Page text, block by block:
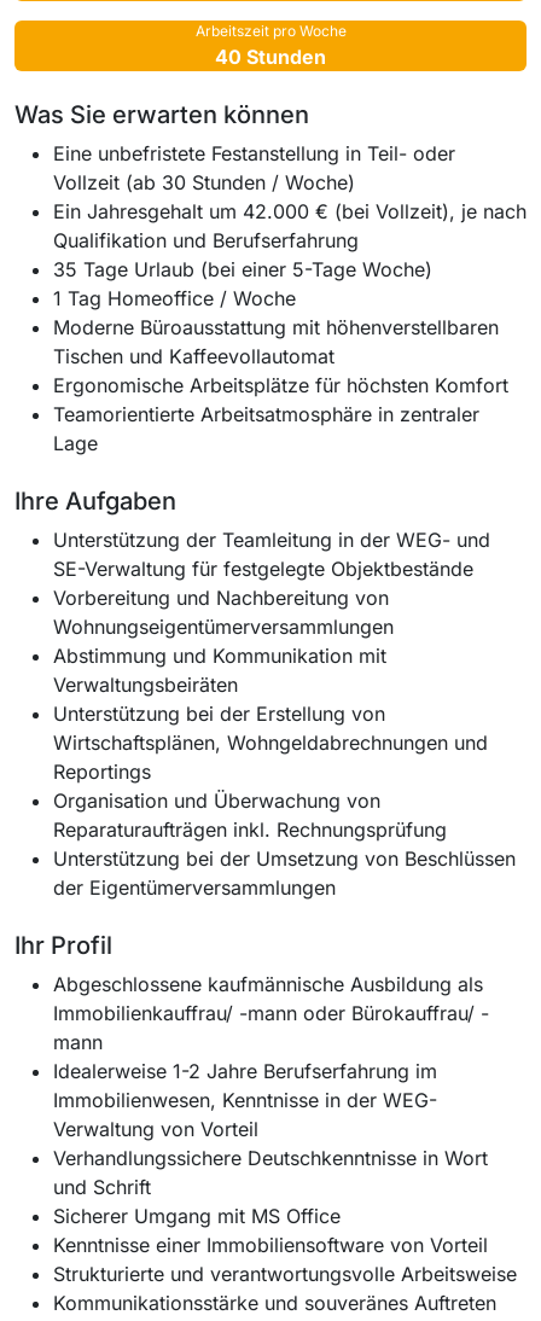
Arbeitszeit pro Woche
40 Stunden
Was Sie erwarten können
Eine unbefristete Festanstellung in Teil- oder
Vollzeit (ab 30 Stunden / Woche)
Ein Jahresgehalt um 42.000 € (bei Vollzeit), je nach
Qualifikation und Berufserfahrung
35 Tage Urlaub (bei einer 5-Tage Woche)
1 Tag Homeoffice / Woche
Moderne Büroausstattung mit höhenverstellbaren
Tischen und Kaffeevollautomat
Ergonomische Arbeitsplätze für höchsten Komfort
Teamorientierte Arbeitsatmosphäre in zentraler
Lage
Ihre Aufgaben
Unterstützung der Teamleitung in der WEG- und
SE-Verwaltung für festgelegte Objektbestände
Vorbereitung und Nachbereitung von
Wohnungseigentümerversammlungen
Abstimmung und Kommunikation mit
Verwaltungsbeiräten
Unterstützung bei der Erstellung von
Wirtschaftsplänen, Wohngeldabrechnungen und
Reportings
Organisation und Überwachung von
Reparaturaufträgen inkl. Rechnungsprüfung
Unterstützung bei der Umsetzung von Beschlüssen
der Eigentümerversammlungen
Ihr Profil
Abgeschlossene kaufmännische Ausbildung als
Immobilienkauffrau/ -mann oder Bürokauffrau/ -
mann
Idealerweise 1-2 Jahre Berufserfahrung im
Immobilienwesen, Kenntnisse in der WEG-
Verwaltung von Vorteil
Verhandlungssichere Deutschkenntnisse in Wort
und Schrift
Sicherer Umgang mit MS Office
Kenntnisse einer Immobiliensoftware von Vorteil
Strukturierte und verantwortungsvolle Arbeitsweise
Kommunikationsstärke und souveränes Auftreten